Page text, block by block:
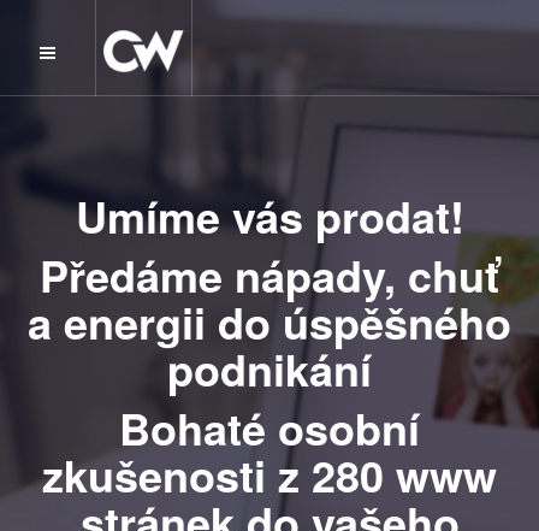
Umíme vás prodat!
Předáme nápady, chuť
a energii do úspěšného
podnikání
Bohaté osobní
zkušenosti z 280 www